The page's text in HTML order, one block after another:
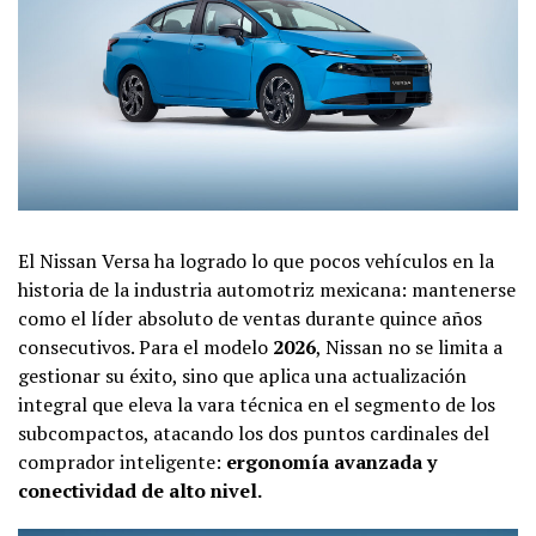
El Nissan Versa ha logrado lo que pocos vehículos en la
historia de la industria automotriz mexicana: mantenerse
como el líder absoluto de ventas durante quince años
consecutivos. Para el modelo 2026, Nissan no se limita a
gestionar su éxito, sino que aplica una actualización
integral que eleva la vara técnica en el segmento de los
subcompactos, atacando los dos puntos cardinales del
comprador inteligente: ergonomía avanzada y
conectividad de alto nivel.